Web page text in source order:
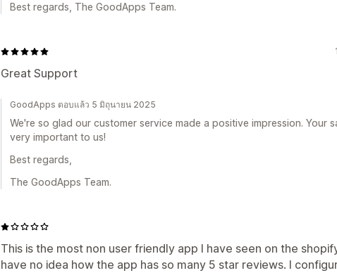
Best regards, The GoodApps Team.
Great Support
GoodApps ตอบแล้ว 5 มิถุนายน 2025
We're so glad our customer service made a positive impression. Your
very important to us!
Best regards,
The GoodApps Team.
This is the most non user friendly app I have seen on the
have no idea how the app has so many 5 star reviews. I